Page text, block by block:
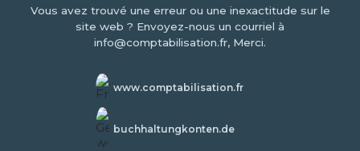
Vous avez trouvé une erreur ou une inexactitude sur le
site web ? Envoyez-nous un courriel à
info@comptabilisation.fr, Merci.
www.comptabilisation.fr
buchhaltungkonten.de